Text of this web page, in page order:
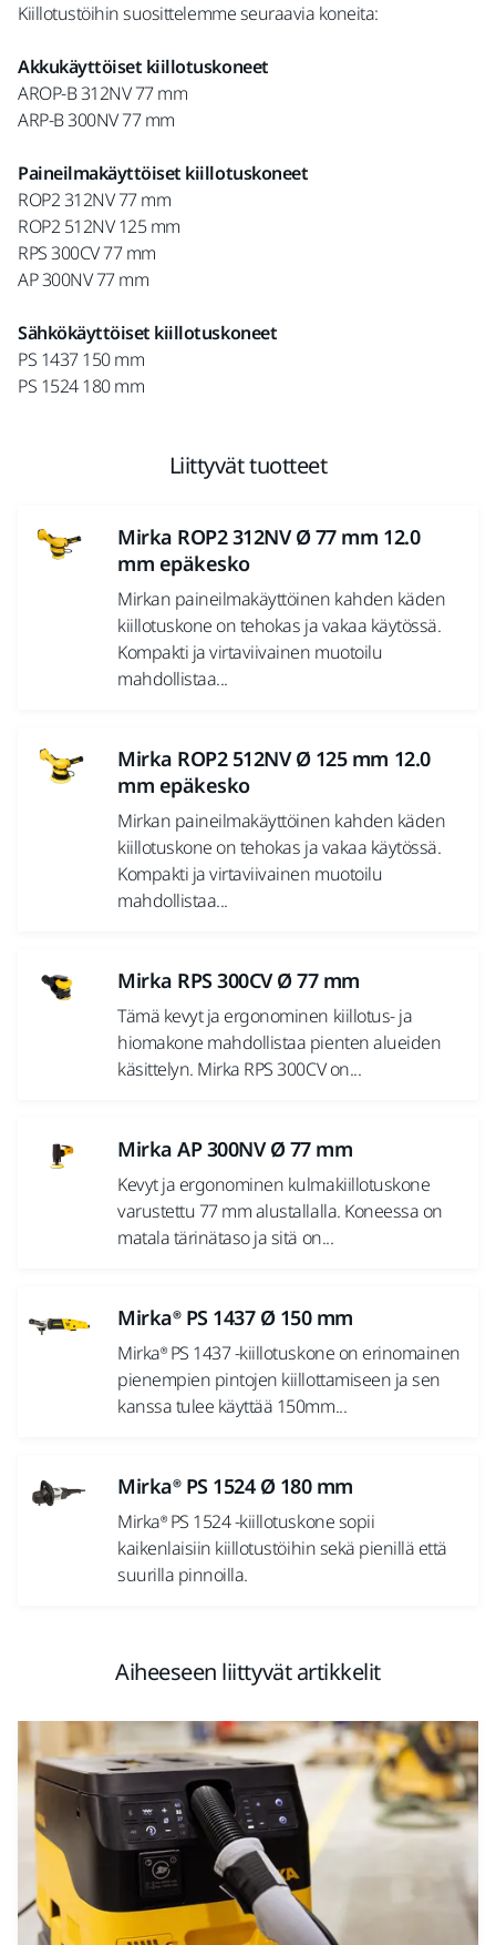
Kiillotustöihin suosittelemme seuraavia koneita:
Akkukäyttöiset kiillotuskoneet
AROP-B 312NV 77 mm
ARP-B 300NV 77 mm
Paineilmakäyttöiset kiillotuskoneet
ROP2 312NV 77 mm
ROP2 512NV 125 mm
RPS 300CV 77 mm
AP 300NV 77 mm
Sähkökäyttöiset kiillotuskoneet
PS 1437 150 mm
PS 1524 180 mm
Liittyvät tuotteet
Mirka ROP2 312NV Ø 77 mm 12.0
mm epäkesko
Mirkan paineilmakäyttöinen kahden käden
kiillotuskone on tehokas ja vakaa käytössä.
Kompakti ja virtaviivainen muotoilu
mahdollistaa...
Mirka ROP2 512NV Ø 125 mm 12.0
mm epäkesko
Mirkan paineilmakäyttöinen kahden käden
kiillotuskone on tehokas ja vakaa käytössä.
Kompakti ja virtaviivainen muotoilu
mahdollistaa...
Mirka RPS 300CV Ø 77 mm
Tämä kevyt ja ergonominen kiillotus- ja
hiomakone mahdollistaa pienten alueiden
käsittelyn. Mirka RPS 300CV on...
Mirka AP 300NV Ø 77 mm
Kevyt ja ergonominen kulmakiillotuskone
varustettu 77 mm alustallalla. Koneessa on
matala tärinätaso ja sitä on...
Mirka® PS 1437 Ø 150 mm
Mirka® PS 1437 -kiillotuskone on erinomainen
pienempien pintojen kiillottamiseen ja sen
kanssa tulee käyttää 150mm...
Mirka® PS 1524 Ø 180 mm
Mirka® PS 1524 -kiillotuskone sopii
kaikenlaisiin kiillotustöihin sekä pienillä että
suurilla pinnoilla.
Aiheeseen liittyvät artikkelit